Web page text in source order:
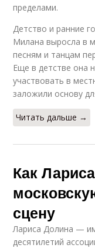
пределами.
Детство и ранние
Милана выросла в
песням и танцам
Еще в детстве она
участвовать в
заложили основу
Читать дальше →
Как
сцену
Лариса Долина —
десятилетий